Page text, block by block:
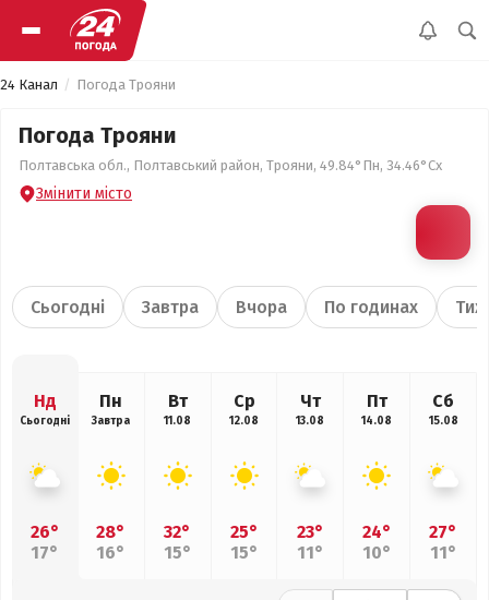
24 Канал Погода Трояни
Погода Трояни
Полтавська обл., Полтавський район, Трояни, 49.84°Пн, 34.46°Сх
Змінити місто
Сьогодні Завтра Вчора По годинах
Нд
Сьогодні
26°
17°
Пн
Завтра
28°
16°
Вт
11.08
32°
15°
Ср
12.08
25°
15°
Чт
13.08
23°
11°
Пт
14.08
24°
10°
Сб
15.08
27°
11°